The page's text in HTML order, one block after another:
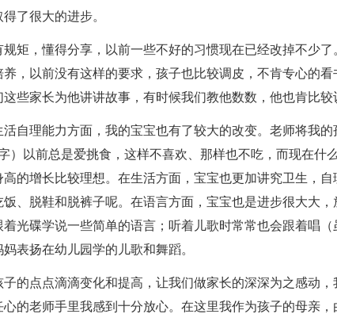
了很大的进步。
矩，懂得分享，以前一些不好的习惯现在已经改掉不少
，以前没有这样的要求，孩子也比较调皮，不肯专心的
些家长为他讲讲故事，有时候我们教他数数，他也肯比较
自理能力方面，我的宝宝也有了较大的改变。老师将我
）以前总是爱挑食，这样不喜欢、那样也不吃，而现在什
的增长比较理想。在生活方面，宝宝也更加讲究卫生，
、脱鞋和脱裤子呢。在语言方面，宝宝也是进步很大大
光碟学说一些简单的语言；听着儿歌时常常也会跟着唱
表扬在幼儿园学的儿歌和舞蹈。
的点点滴滴变化和提高，让我们做家长的深深为之感动
的老师手里我感到十分放心。在这里我作为孩子的母亲